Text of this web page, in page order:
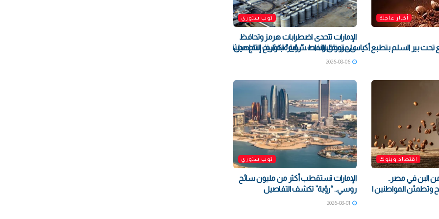
أخبار عاجلة
تحت بير السلم بتطبع أكياس مزورة لبراندات شهيرة بتواريخ إنتاج حديثة
توب ستوري
الإمارات تتحدى اضطرابات هرمز وتحافظ
على تدفق النفط.. “رؤية” تكشف التفاصيل
2026-08-06
اقتصاد وبنوك
غش 80% من البن في مصر..
وتطمئن المواطنين |
توب ستوري
الإمارات تستقطب أكثر من مليون سائح
روسي.. “رؤية” تكشف التفاصيل